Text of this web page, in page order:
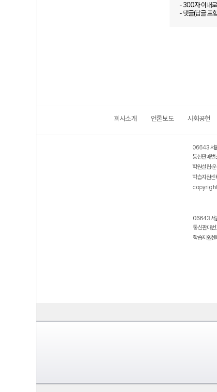
- 300자 이내
- 댓글(답글 포
회사소개 언론보도 사회공헌
06643 서
통신판매
학원설립·
학습지원
06643 서
통신판매
학습지원